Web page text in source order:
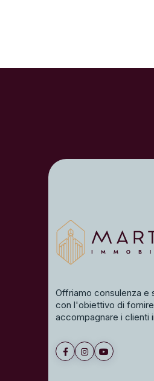
Offriamo consulenza e
con l'obiettivo di
accompagnare i clienti